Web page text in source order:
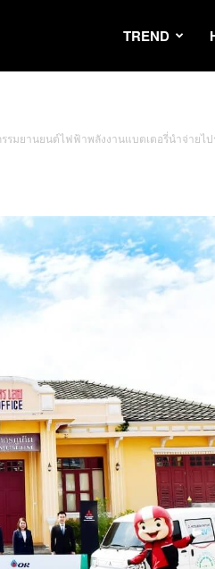
TREND
รมยานยนต์ไฟฟ้าพลังงานแบตเตอรี่นำจ่าย